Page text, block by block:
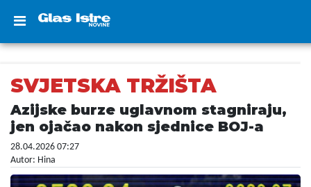
SVJETSKA TRŽIŠTA
Azijske burze uglavnom stagniraju,
jen ojačao nakon sjednice BOJ-a
28.04.2026 07:27
Autor: Hina